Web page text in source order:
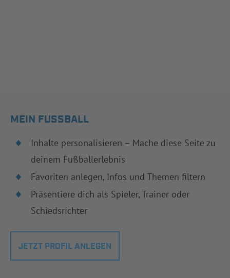
MEIN FUSSBALL
Inhalte personalisieren – Mache diese Seite zu
deinem Fußballerlebnis
Favoriten anlegen, Infos und Themen filtern
Präsentiere dich als Spieler, Trainer oder
Schiedsrichter
JETZT PROFIL ANLEGEN